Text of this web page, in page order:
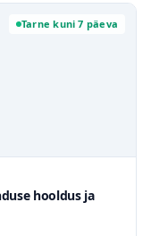
Tarne kuni 7 päeva
hooldus ja